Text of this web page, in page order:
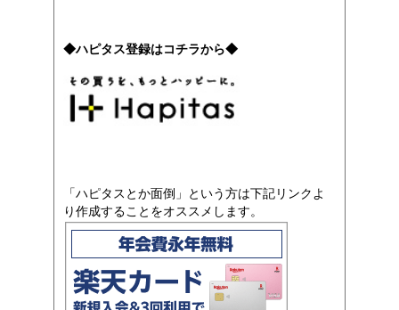
◆ハピタス登録はコチラから◆
「ハピタスとか面倒」という方は下記リンクよ
り作成することをオススメします。